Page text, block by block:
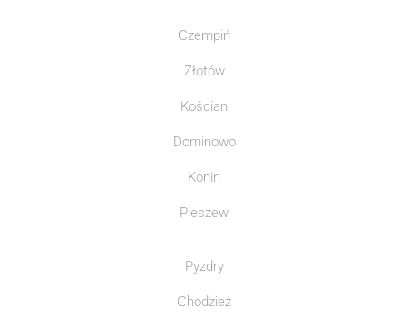
Czempiń
Złotów
Kościan
Dominowo
Konin
Pleszew
Pyzdry
Chodzież